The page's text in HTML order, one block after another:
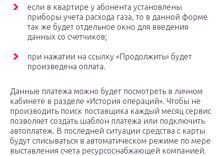
если в квартире у абонента установлены
приборы учета расхода газа, то в данной форме
так же будет отдельное окно для введения
данных со счетчиков;
при нажатии на ссылку «Продолжить» будет
произведена оплата.
Данные платежа можно будет посмотреть в личном
кабинете в разделе «История операций». Чтобы не
производить поиск поставщика каждый месяц сервис
позволяет создать шаблон платежа или подключить
автоплатеж. В последней ситуации средства с карты
будут списываться в автоматическом режиме по мере
выставления счета ресурсоснабжающей компанией.